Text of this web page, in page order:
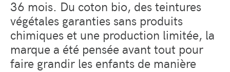
36 mois. Du coton bio, des teintures
végétales garanties sans produits
chimiques et une production limitée, la
marque a été pensée avant tout pour
faire grandir les enfants de manière